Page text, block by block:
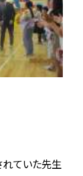
れていた先生